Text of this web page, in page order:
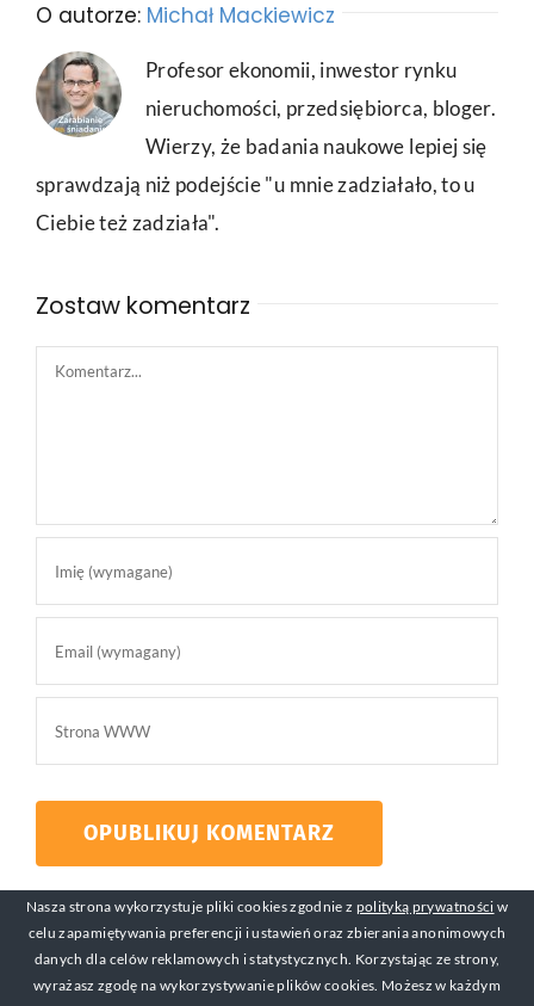
O autorze: Michał Mackiewicz
Profesor ekonomii, inwestor rynku
nieruchomości, przedsiębiorca, bloger.
Wierzy, że badania naukowe lepiej się
sprawdzają niż podejście "u mnie zadziałało, to u
Ciebie też zadziała".
Zostaw komentarz
Comment
Nasza strona wykorzystuje pliki cookies zgodnie z polityką prywatności w
celu zapamiętywania preferencji i ustawień oraz zbierania anonimowych
danych dla celów reklamowych i statystycznych. Korzystając ze strony,
wyrażasz zgodę na wykorzystywanie plików cookies. Możesz w każdym